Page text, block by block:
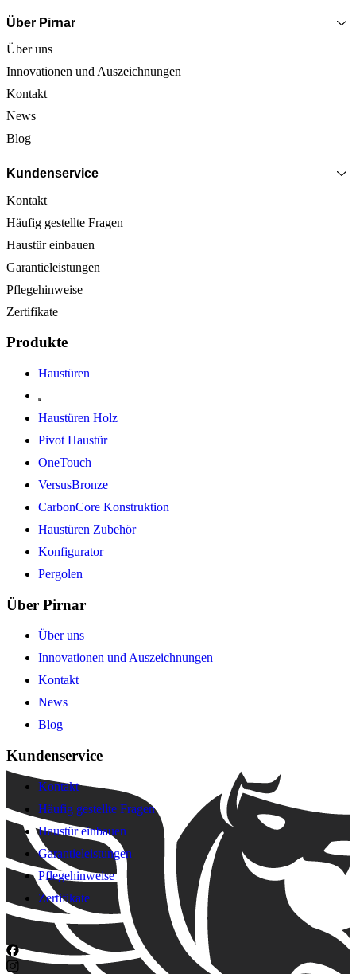
Über Pirnar
Über uns
Innovationen und Auszeichnungen
Kontakt
News
Blog
Kundenservice
Kontakt
Häufig gestellte Fragen
Haustür einbauen
Garantieleistungen
Pflegehinweise
Zertifikate
Produkte
Haustüren
Haustüren Holz
Pivot Haustür
OneTouch
VersusBronze
CarbonCore Konstruktion
Haustüren Zubehör
Konfigurator
Pergolen
Über Pirnar
Über uns
Innovationen und Auszeichnungen
Kontakt
News
Blog
Kundenservice
Kontakt
Häufig gestellte Fragen
Haustür einbauen
Garantieleistungen
Pflegehinweise
Zertifikate